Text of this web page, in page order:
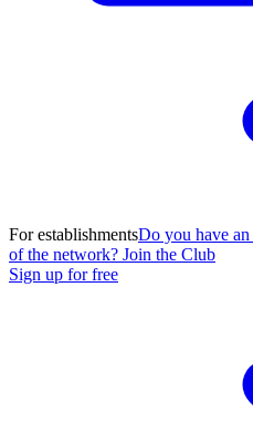
For establishmentsDo you have
of the network? Join the Club
Sign up for free